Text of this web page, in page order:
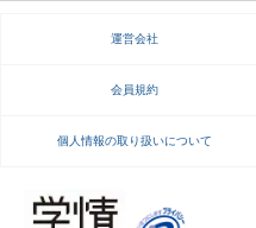
運営会社
会員規約
個人情報の取り扱いについて